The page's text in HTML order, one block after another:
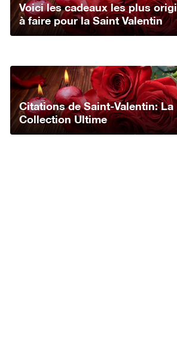
Voici les cadeaux les plus
à faire pour la Saint Valentin
Citations de Saint-Valentin: La
Collection Ultime